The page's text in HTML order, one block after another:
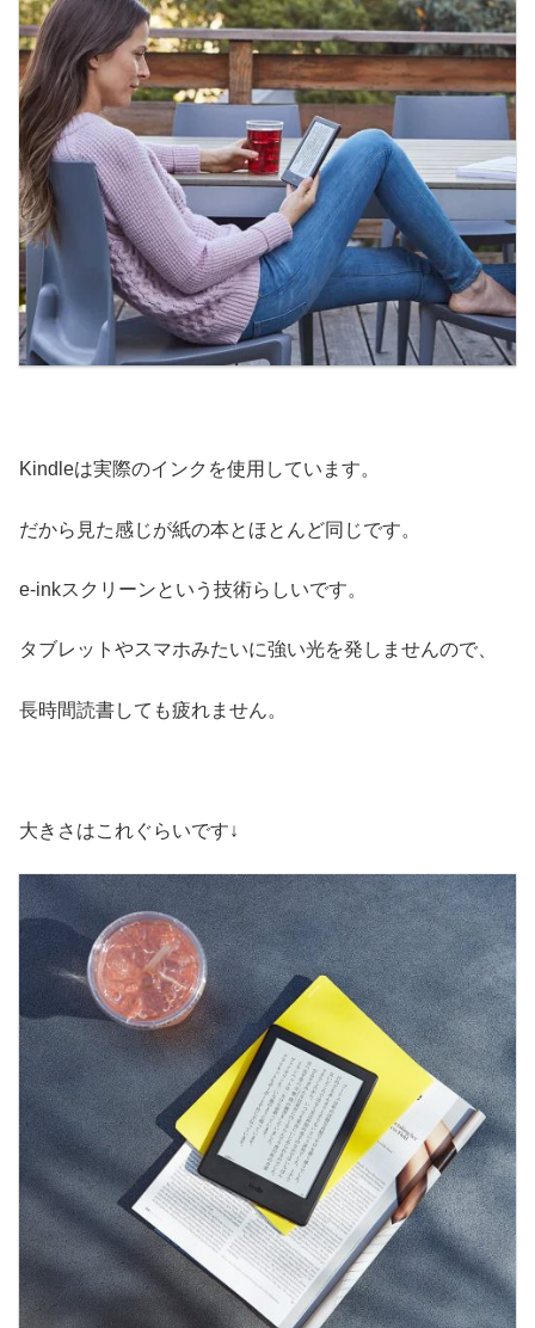
Kindleは実際のインクを使用しています。
だから見た感じが紙の本とほとんど同じです。
e-inkスクリーンという技術らしいです。
タブレットやスマホみたいに強い光を発しませんので、
長時間読書しても疲れません。
大きさはこれぐらいです↓